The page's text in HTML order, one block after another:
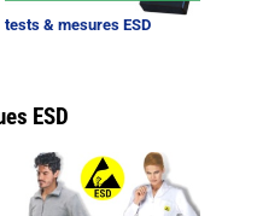
tests & mesures ESD
ESD